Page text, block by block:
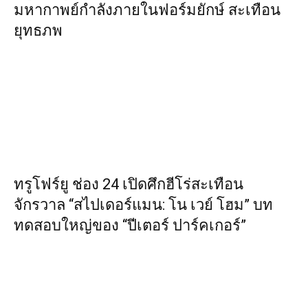
มหากาพย์กำลังภายในฟอร์มยักษ์ สะเทือน
ยุทธภพ
ทรูโฟร์ยู ช่อง 24 เปิดศึกฮีโร่สะเทือน
จักรวาล “สไปเดอร์แมน: โน เวย์ โฮม” บท
ทดสอบใหญ่ของ “ปีเตอร์ ปาร์คเกอร์”